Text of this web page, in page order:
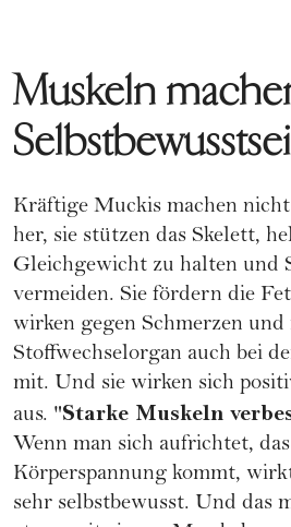
Muskeln
Kräftige Muckis machen
her, sie stützen das Skelett,
Gleichgewicht zu halten und
vermeiden. Sie fördern die
wirken gegen Schmerzen
Stoffwechselorgan auch bei
mit. Und sie wirken sich
aus. "Starke Muskeln
Wenn man sich aufrichtet,
Körperspannung kommt,
sehr selbstbewusst. Und das